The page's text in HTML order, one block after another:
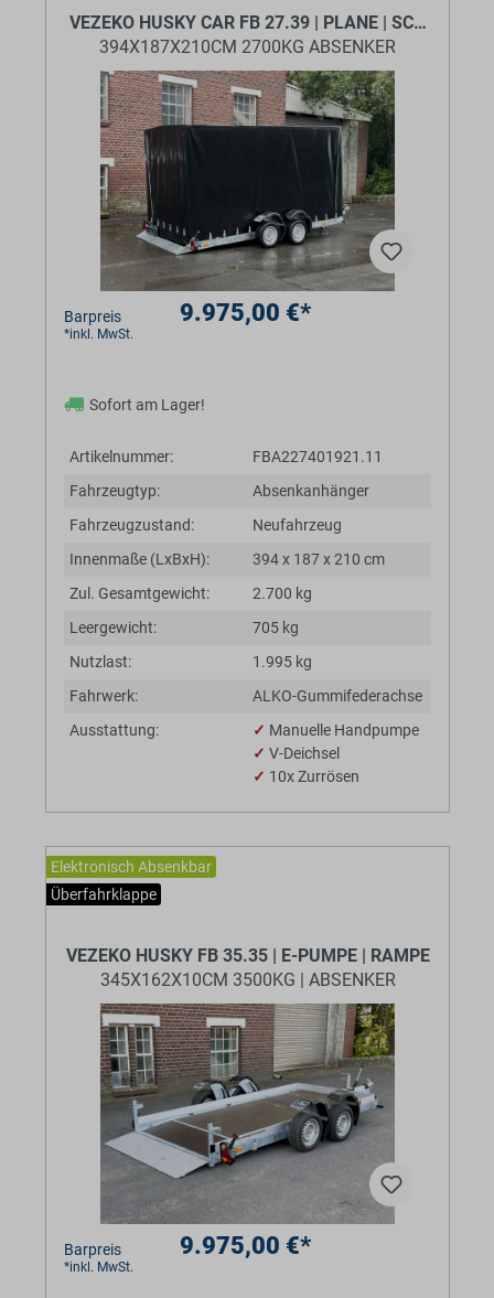
VEZEKO HUSKY CAR FB 27.39 | PLANE | SCHWARZ
394X187X210CM 2700KG ABSENKER
Barpreis 9.975,00 €*
*inkl. MwSt.
Sofort am Lager!
Artikelnummer:
FBA227401921.11
Fahrzeugtyp:
Absenkanhänger
Fahrzeugzustand:
Neufahrzeug
Innenmaße (LxBxH):
394 x 187 x 210 cm
Zul. Gesamtgewicht:
2.700 kg
Leergewicht:
705 kg
Nutzlast:
1.995 kg
Fahrwerk:
ALKO-Gummifederachse
Ausstattung:
✓ Manuelle Handpumpe
✓ V-Deichsel
✓ 10x Zurrösen
Elektronisch Absenkbar
Überfahrklappe
VEZEKO HUSKY FB 35.35 | E-PUMPE | RAMPE
345X162X10CM 3500KG | ABSENKER
Barpreis 9.975,00 €*
*inkl. MwSt.